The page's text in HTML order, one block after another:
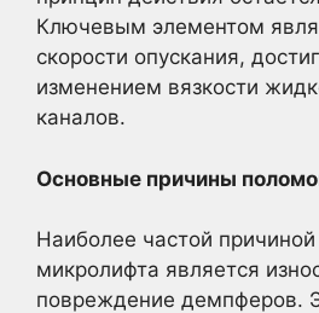
Ключевым элементом
скорости опускания,
изменением вязкости
каналов.
Основные причины
Наиболее частой
микролифта является
повреждение демпферов.